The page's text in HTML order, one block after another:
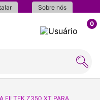
Sobre nós
0
FILTEK Z350 XT PARA